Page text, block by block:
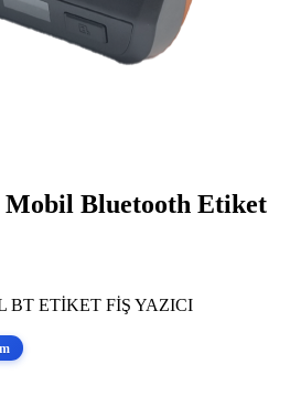
Mobil Bluetooth Etiket
BT ETİKET FİŞ YAZICI